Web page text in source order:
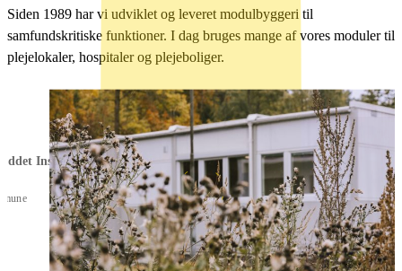
Siden 1989 har vi udviklet og leveret modulbyggeri til
samfundskritiske funktioner. I dag bruges mange af vores moduler til
plejelokaler, hospitaler og plejeboliger.
Insperia